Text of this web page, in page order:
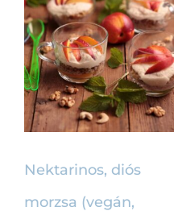
Piskóták(7)
Piték és tarte-ok(22)
Pogácsák, sósak(12)
Pohárkrémek (8)
Tányérdesszert
2-17 óra(62)
90-120 perc(1)
Nektarinos, diós
morzsa (vegán,